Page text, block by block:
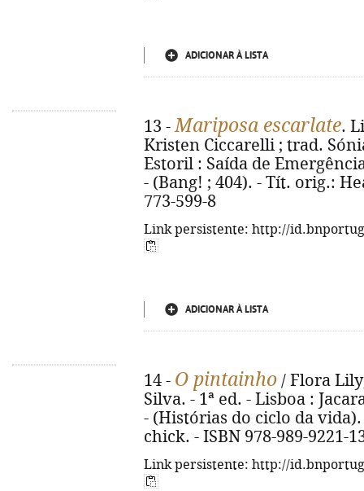
ADICIONAR À LISTA
13 -Mariposa escarlate.
Kristen Ciccarelli ; trad.
Estoril : Saída de
- (Bang! ; 404). - Tít. orig.:
773-599-8
Link persistente: http://
ADICIONAR À LISTA
14 - O pintainho / Flora
Silva. - 1ª ed. - Lisboa :
- (Histórias do ciclo da
chick. - ISBN 978-989-9221-
Link persistente: http://